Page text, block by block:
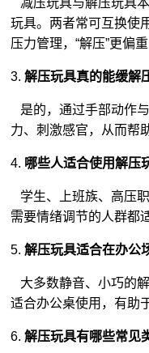
减压玩具与解压玩具
玩具。两者常可互换使
压力管理，“解压”更偏
3.解压玩具真的能缓解
是的，通过手部动作
力、刺激感官，从而帮
4. 哪些人适合使用解压
学生、上班族、高压
需要情绪调节的人群都
5.解压玩具适合在办公
大多数静音、小巧的
适合办公桌使用，有助
6.解压玩具有哪些常见